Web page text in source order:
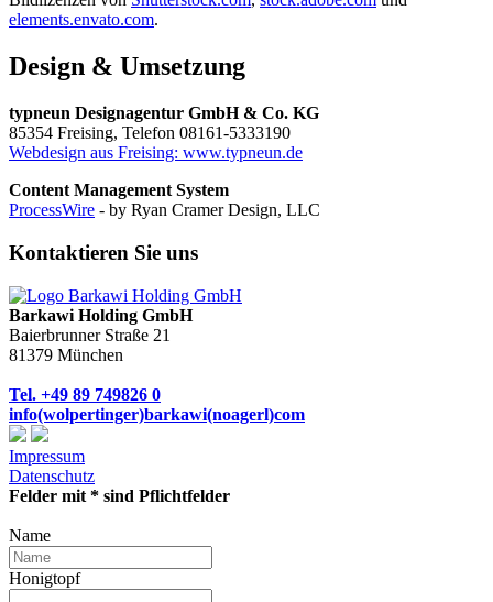
elements.envato.com.
Design & Umsetzung
typneun Designagentur GmbH & Co. KG
85354 Freising, Telefon 08161-5333190
Webdesign aus Freising: www.typneun.de
Content Management System
ProcessWire - by Ryan Cramer Design, LLC
Kontaktieren Sie uns
Barkawi Holding GmbH
Baierbrunner Straße 21
81379 München
Tel. +49 89 749826 0
info(wolpertinger)barkawi(noagerl)com
Impressum
Datenschutz
Felder mit * sind Pflichtfelder
Name
Honigtopf